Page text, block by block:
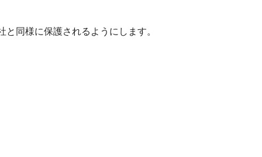
同様に保護されるようにします。